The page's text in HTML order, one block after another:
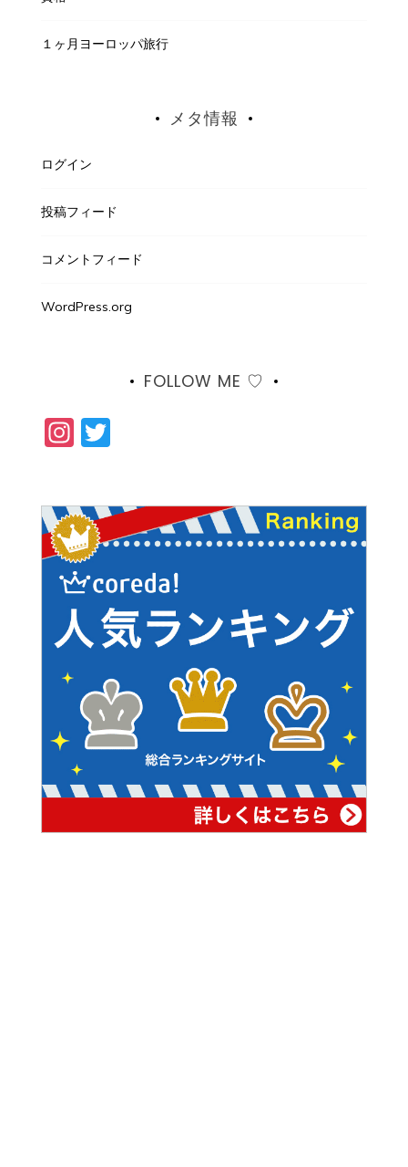
１ヶ月ヨーロッパ旅行
メタ情報
ログイン
投稿フィード
コメントフィード
WordPress.org
FOLLOW ME ♡
Instagram
Twitter